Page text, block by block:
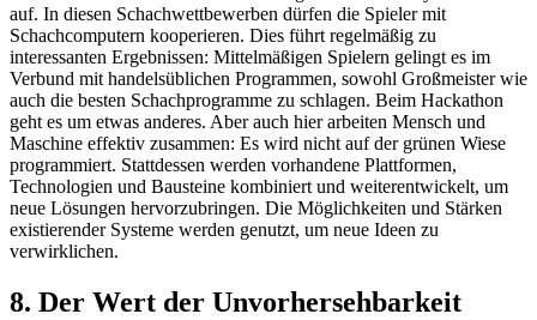
auf. In diesen Schachwettbewerben dürfen die Spieler mit
Schachcomputern kooperieren. Dies führt regelmäßig zu
interessanten Ergebnissen: Mittelmäßigen Spielern gelingt es im
Verbund mit handelsüblichen Programmen, sowohl Großmeister wie
auch die besten Schachprogramme zu schlagen. Beim Hackathon
geht es um etwas anderes. Aber auch hier arbeiten Mensch und
Maschine effektiv zusammen: Es wird nicht auf der grünen Wiese
programmiert. Stattdessen werden vorhandene Plattformen,
Technologien und Bausteine kombiniert und weiterentwickelt, um
neue Lösungen hervorzubringen. Die Möglichkeiten und Stärken
existierender Systeme werden genutzt, um neue Ideen zu
verwirklichen.
8. Der Wert der Unvorhersehbarkeit